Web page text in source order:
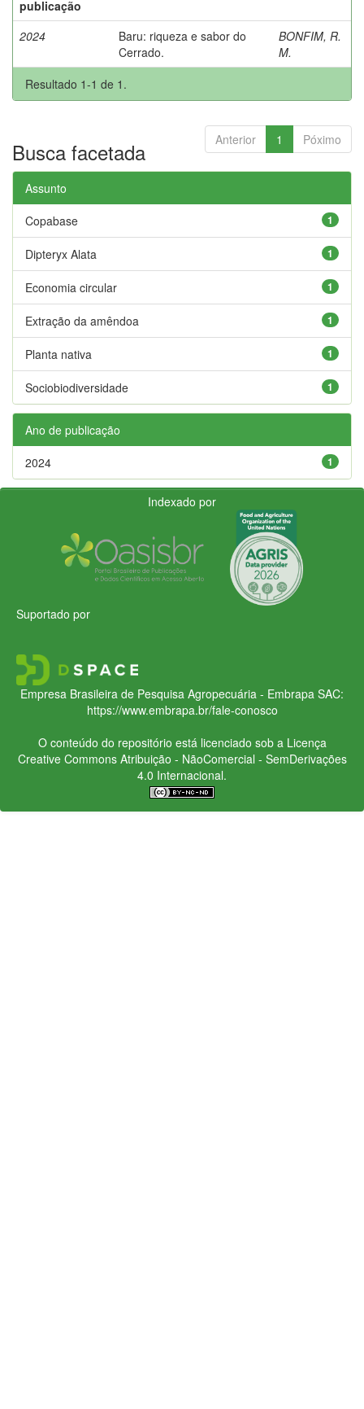
publicação
2024
Baru: riqueza e sabor do
Cerrado.
BONFIM, R.
M.
Resultado 1-1 de 1.
Anterior 1 Póximo
Busca facetada
Assunto
1
Copabase
1
Dipteryx Alata
1
Economia circular
1
Extração da amêndoa
1
Planta nativa
1
Sociobiodiversidade
Ano de publicação
1
2024
Indexado por
Suportado por
Empresa Brasileira de Pesquisa Agropecuária - Embrapa SAC:
https://www.embrapa.br/fale-conosco
O conteúdo do repositório está licenciado sob a Licença
Creative CommonsAtribuição - NãoComercial - SemDerivações
4.0 Internacional.